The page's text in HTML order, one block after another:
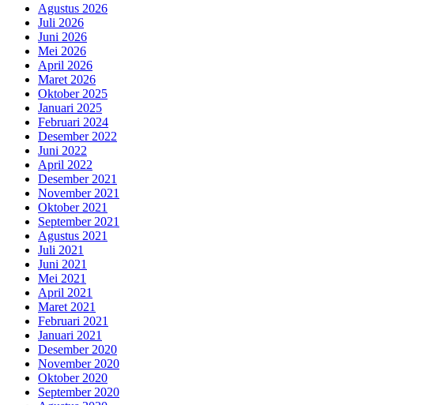
Agustus 2026
Juli 2026
Juni 2026
Mei 2026
April 2026
Maret 2026
Oktober 2025
Januari 2025
Februari 2024
Desember 2022
Juni 2022
April 2022
Desember 2021
November 2021
Oktober 2021
September 2021
Agustus 2021
Juli 2021
Juni 2021
Mei 2021
April 2021
Maret 2021
Februari 2021
Januari 2021
Desember 2020
November 2020
Oktober 2020
September 2020